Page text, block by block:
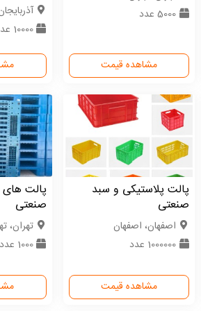
5000 عدد
مشاهده قیمت
10000 عدد
پالت پلاستیکی و سبد
صنعتی
اصفهان، اصفهان
1000000 عدد
مشاهده قیمت
پالت های
صنعتی
تهران،
1000 عدد